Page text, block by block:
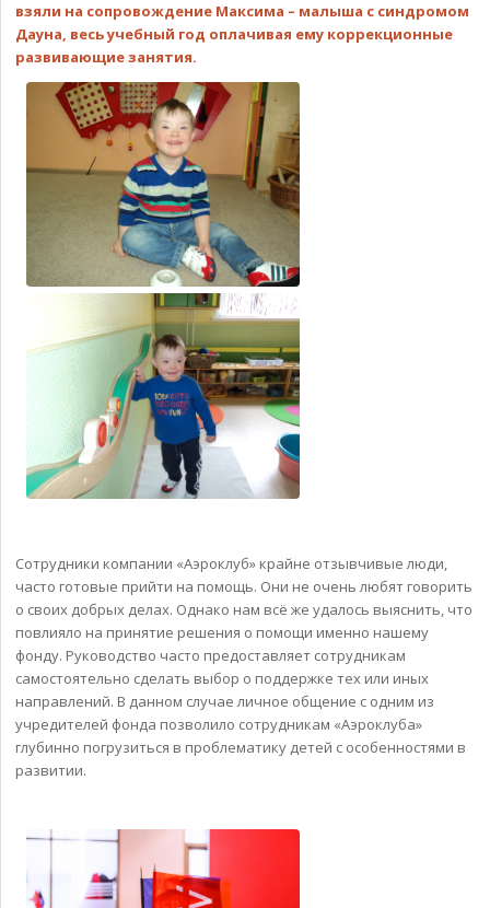
взяли на сопровождение Максима – малыша с синдромом
Дауна, весь учебный год оплачивая ему коррекционные
развивающие занятия.
Сотрудники компании «Аэроклуб» крайне отзывчивые люди,
часто готовые прийти на помощь. Они не очень любят говорить
о своих добрых делах. Однако нам всё же удалось выяснить, что
повлияло на принятие решения о помощи именно нашему
фонду. Руководство часто предоставляет сотрудникам
самостоятельно сделать выбор о поддержке тех или иных
направлений. В данном случае личное общение с одним из
учредителей фонда позволило сотрудникам «Аэроклуба»
глубинно погрузиться в проблематику детей с особенностями в
развитии.